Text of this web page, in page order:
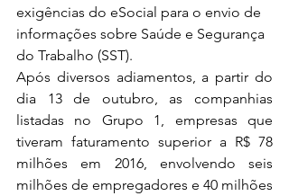
exigências do eSocial para o envio de
informações sobre Saúde e Segurança
do Trabalho (SST).
Após diversos adiamentos, a partir do
dia 13 de outubro, as companhias
listadas no Grupo 1, empresas que
tiveram faturamento superior a R$ 78
milhões em 2016, envolvendo seis
milhões de empregadores e 40 milhões